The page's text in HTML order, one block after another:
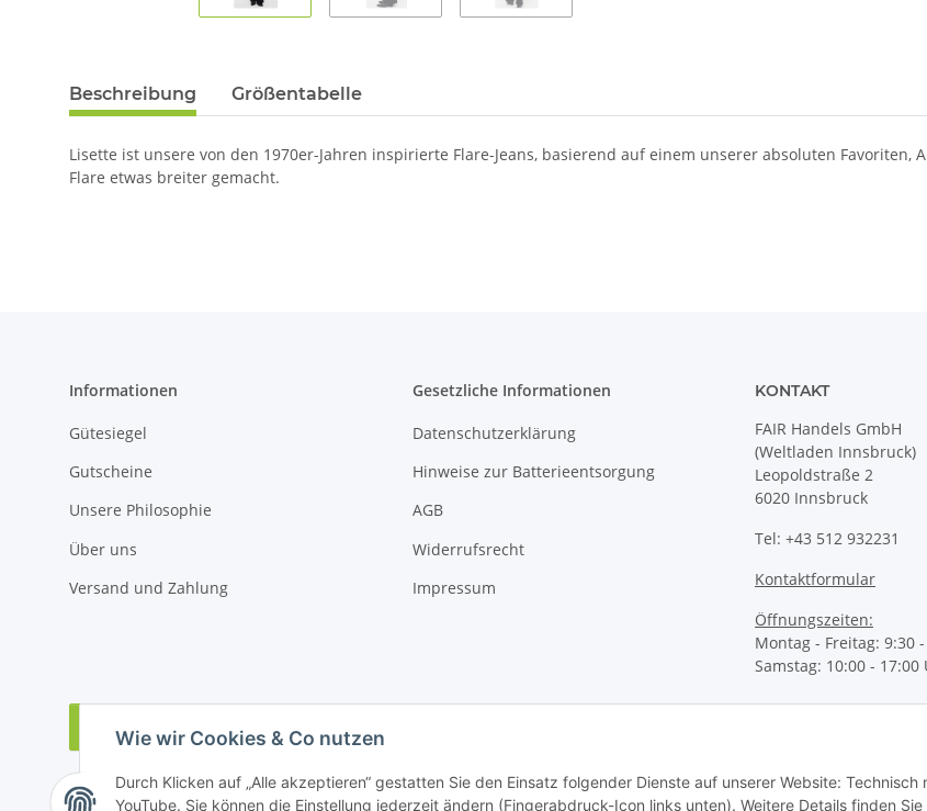
Wie wir Cookies & Co nutzen
Durch Klicken auf „Alle akzeptieren“ gestatten Sie den Einsatz folgender Dienste auf unserer Website: Technisch
YouTube. Sie können die Einstellung jederzeit ändern (Fingerabdruck-Icon links unten). Weitere Details finden
Beschreibung Größentabelle
Lisette ist unsere von den 1970er-Jahren inspirierte Flare-Jeans, basierend auf einem unserer absoluten
Flare etwas breiter gemacht.
Informationen
Gütesiegel
Gutscheine
Unsere Philosophie
Über uns
Versand und Zahlung
Gesetzliche Informationen
Datenschutzerklärung
Hinweise zur Batterieentsorgung
AGB
Widerrufsrecht
Impressum
KONTAKT
FAIR Handels GmbH
(Weltladen Innsbruck)
Leopoldstraße 2
6020 Innsbruck
Tel: +43 512 932231
Kontaktformular
Öffnungszeiten:
Montag - Freitag: 9:30
Samstag: 10:00 - 17:00
Vertrag widerrufen